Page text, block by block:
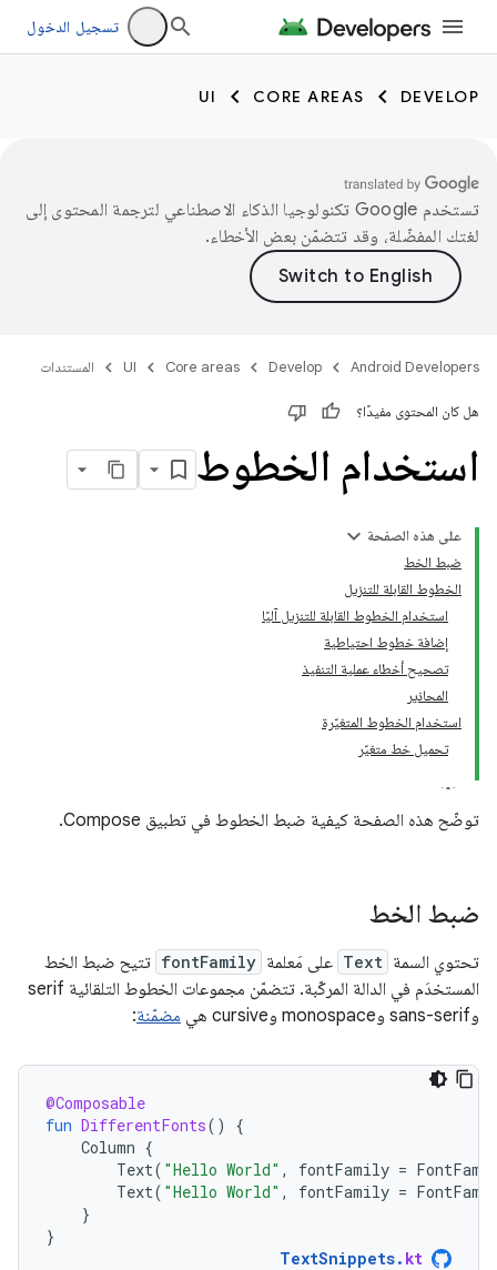
تسجيل الدخول
DEVELOP
CORE AREAS
UI
تستخدم Google تكنولوجيا الذكاء الاصطناعي لترجمة المحتوى إلى
لغتك المفضّلة، وقد تتضمّن بعض الأخطاء.
Android Developers
Develop
Core areas
UI المستندات
هل كان المحتوى مفيدًا؟
استخدام الخطوط
على هذه الصفحة
ضبط الخط
الخطوط القابلة للتنزيل
استخدام الخطوط القابلة للتنزيل آليًا
إضافة خطوط احتياطية
تصحيح أخطاء عملية التنفيذ
المحاذير
استخدام الخطوط المتغيّرة
تحميل خط متغيّر
توضّح هذه الصفحة كيفية ضبط الخطوط في تطبيق Compose.
ضبط الخط
تحتوي السمة Text على مَعلمة fontFamily تتيح ضبط الخط
المستخدَم في الدالة المركّبة. تتضمّن مجموعات الخطوط التلقائية serif
وsans-serif وmonospace وcursive هي
مضمّنة:
@Composable
fun DifferentFonts()
{
Column {
Text( "Hello World" , fontFamily =
Text( "Hello World" , fontFamily =
}
}
TextSnippets. kt